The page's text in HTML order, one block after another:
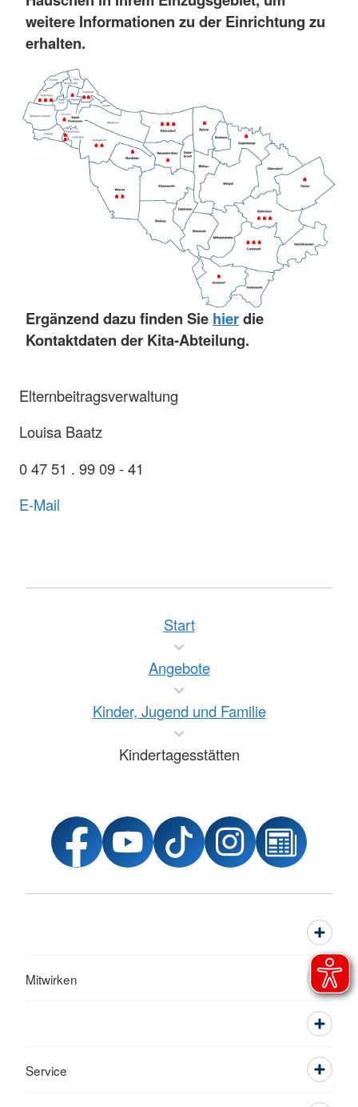
weitere Informationen zu der Einrichtung zu
erhalten.
Ergänzend dazu finden Sie hierdie
Kontaktdaten der Kita-Abteilung.
Elternbeitragsverwaltung
Louisa Baatz
0 47 51 . 99 09 - 41
E-Mail
Start
Angebote
Kinder, Jugend und Familie
Kindertagesstätten
Mitwirken
Service